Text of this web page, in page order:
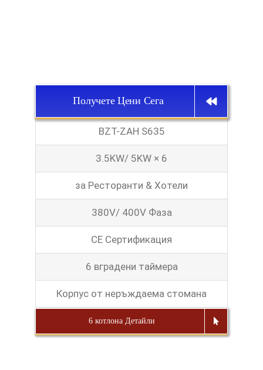
Получете Цени Сега
BZT-ZAH S635
3.5KW/ 5KW × 6
за Ресторанти & Хотели
380V/ 400V Фаза
CE Сертификация
6 вградени таймера
Корпус от неръждаема стомана
6 котлона Детайли